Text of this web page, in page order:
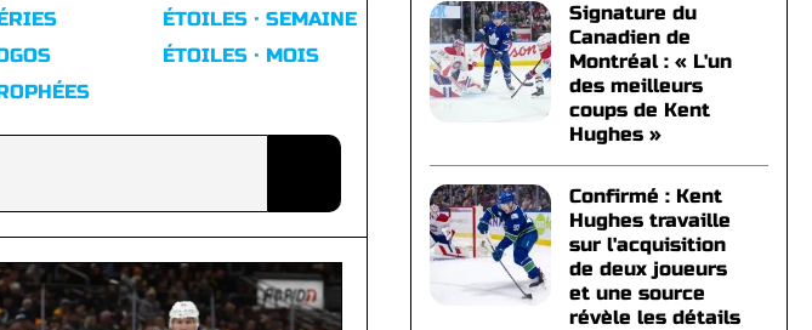
ÉTOILES · SEMAINE
ÉTOILES · MOIS
Signature du
Canadien de
Montréal : « L'un
des meilleurs
coups de Kent
Hughes »
Confirmé : Kent
Hughes travaille
sur l'acquisition
de deux joueurs
et une source
révèle les détails